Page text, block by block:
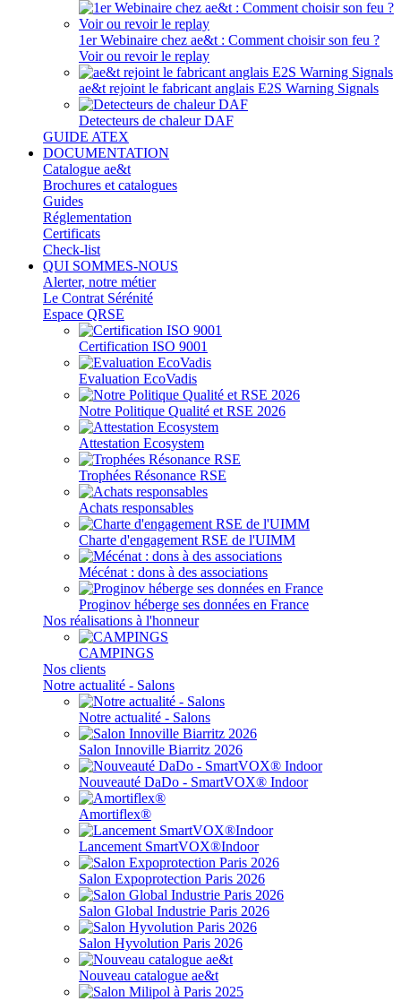
1er Webinaire chez ae&t : Comment choisir son feu ?
Voir ou revoir le replay
ae&t rejoint le fabricant anglais E2S Warning Signals
Detecteurs de chaleur DAF
GUIDE ATEX
DOCUMENTATION
Catalogue ae&t
Brochures et catalogues
Guides
Réglementation
Certificats
Check-list
QUI SOMMES-NOUS
Alerter, notre métier
Le Contrat Sérénité
Espace QRSE
Certification ISO 9001
Evaluation EcoVadis
Notre Politique Qualité et RSE 2026
Attestation Ecosystem
Trophées Résonance RSE
Achats responsables
Charte d'engagement RSE de l'UIMM
Mécénat : dons à des associations
Proginov héberge ses données en France
Nos réalisations à l'honneur
CAMPINGS
Nos clients
Notre actualité - Salons
Notre actualité - Salons
Salon Innoville Biarritz 2026
Nouveauté DaDo - SmartVOX® Indoor
Amortiflex®
Lancement SmartVOX®Indoor
Salon Expoprotection Paris 2026
Salon Global Industrie Paris 2026
Salon Hyvolution Paris 2026
Nouveau catalogue ae&t